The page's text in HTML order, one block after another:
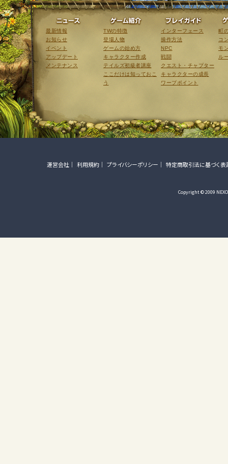
ニュース
最新情報
お知らせ
イベント
アップデート
メンテナンス
ゲーム紹介
TWの特徴
登場人物
ゲームの始め方
キャラクター作成
テイルズ初級者講座
ここだけは知っておこ
う
インターフェース
操作方法
NPC
戦闘
クエスト・チャプター
キャラクターの成長
ワープポイント
町
コ
モ
ル
運営会社 利用規約 プライバシーポリシー 特定商取引法に基づく表
Copyright © 2009